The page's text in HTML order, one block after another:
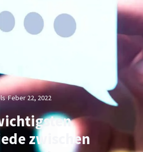
Feber 22, 2022
zwischen